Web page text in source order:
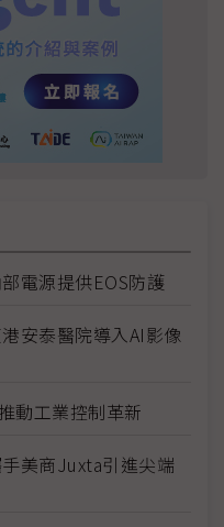
電源提供EOS防護
安泰醫院導入AI影像
動工業控制革新
美商Juxta引進尖端